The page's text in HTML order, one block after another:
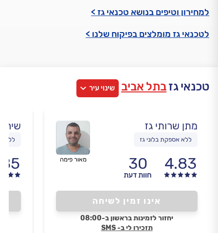
למחירון וטיפים בנושא טכנאי גז >
לטכנאי גז מומלצים בפיקוח שלנו >
טכנאי גזבתל אביב שינוי עיר
מתן שרותי גז
ללא אספקת בלוני גז
4.83
30
חוות דעת
מאור פימה
אינו זמין לשיחה
יחזור לזמינות בראשון ב-08:00
תזכירו לי ב- SMS
ללא